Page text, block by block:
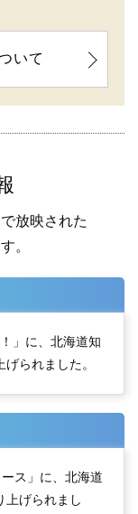
いて
放映された
。
」に、北海道知
られました。
ス」に、北海道
上げられまし